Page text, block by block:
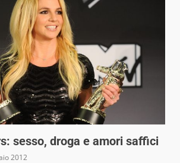
sesso, droga e amori saffici
2012